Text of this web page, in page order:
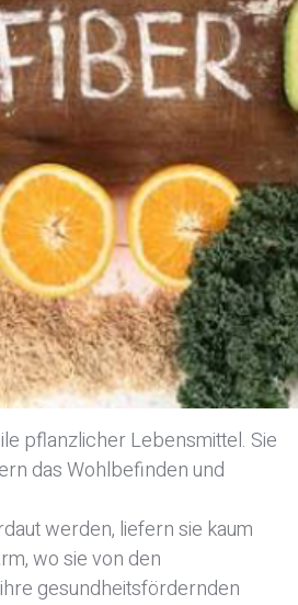
pflanzlicher Lebensmittel. Sie
das Wohlbefinden und
werden, liefern sie kaum
wo sie von den
gesundheitsfördernden
Adipositasbroschüre online und
lesen Nein